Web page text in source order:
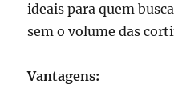
ideais para quem
sem o volume das
Vantagens: